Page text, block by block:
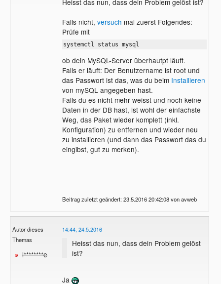
Heisst das nun, dass dein Problem gelöst ist?
Falls nicht, versuch mal zuerst Folgendes:
Prüfe mit
systemctl status mysql
ob dein MySQL-Server überhautpt läuft.
Falls er läuft: Der Benutzername ist root und
das Passwort ist das, was du beim Installieren
von mySQL angegeben hast.
Falls du es nicht mehr weisst und noch keine
Daten in der DB hast, ist wohl der einfachste
Weg, das Paket wieder komplett (inkl.
Konfiguration) zu entfernen und wieder neu
zu installieren (und dann das Passwort das du
eingibst, gut zu merken).
Beitrag zuletzt geändert: 23.5.2016 20:42:08 von avweb
Autor dieses
Themas
l********e
14:44, 24.5.2016
Heisst das nun, dass dein Problem gelöst
ist?
Ja